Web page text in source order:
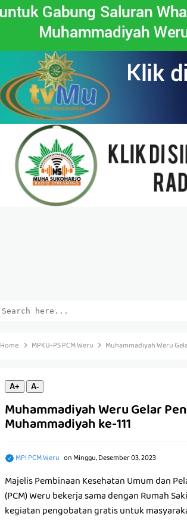
Home MPKU-PS PCM Weru Muhammadiyah Weru
A+ A-
Muhammadiyah Weru Gelar
Muhammadiyah ke-111
MPI PCM Weru onMinggu, Desember 03, 2023
Majelis Pembinaan Kesehatan Umum dan
(PCM) Weru bekerja sama dengan Rumah
kegiatan pengobatan gratis untuk